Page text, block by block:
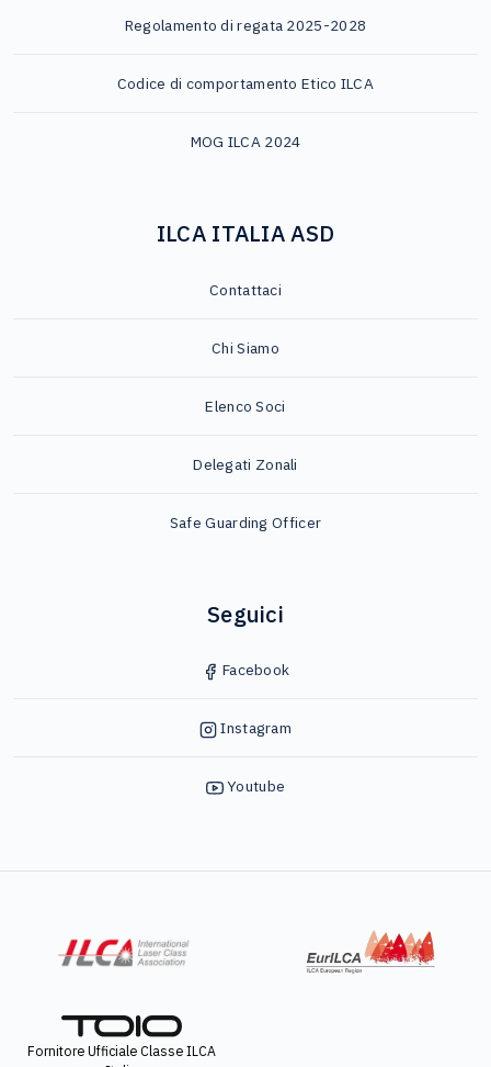
Regolamento di regata 2025-2028
Codice di comportamento Etico ILCA
MOG ILCA 2024
ILCA ITALIA ASD
Contattaci
Chi Siamo
Elenco Soci
Delegati Zonali
Safe Guarding Officer
Seguici
Facebook
Instagram
Youtube
Fornitore Ufficiale Classe ILCA